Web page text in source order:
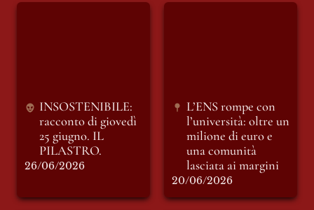
INSOSTENIBILE:
racconto di giovedì
25 giugno. IL
PILASTRO.
26/06/2026
L’ENS rompe con
l’università: oltre un
milione di euro e
una comunità
lasciata ai margini
20/06/2026